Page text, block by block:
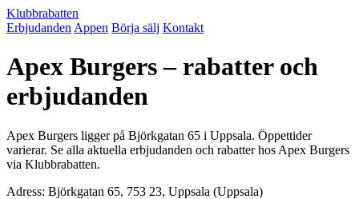
Klubbrabatten
Erbjudanden Appen Börja sälj Kontakt
Apex Burgers – rabatter och
erbjudanden
Apex Burgers ligger på Björkgatan 65 i Uppsala. Öppettider
varierar. Se alla aktuella erbjudanden och rabatter hos Apex Burgers
via Klubbrabatten.
Adress: Björkgatan 65, 753 23, Uppsala (Uppsala)